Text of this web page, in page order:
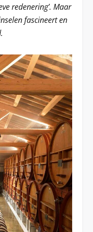
redenering’. Maar
fascineert en